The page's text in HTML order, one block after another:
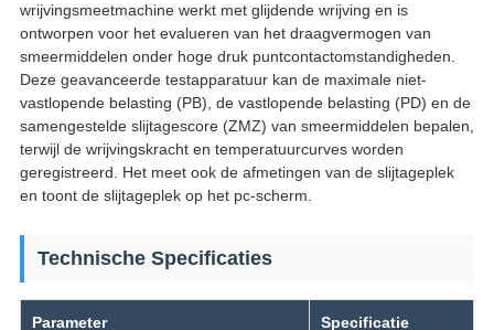
wrijvingsmeetmachine werkt met glijdende wrijving en is
ontworpen voor het evalueren van het draagvermogen van
smeermiddelen onder hoge druk puntcontactomstandigheden.
Deze geavanceerde testapparatuur kan de maximale niet-
vastlopende belasting (PB), de vastlopende belasting (PD) en de
samengestelde slijtagescore (ZMZ) van smeermiddelen bepalen,
terwijl de wrijvingskracht en temperatuurcurves worden
geregistreerd. Het meet ook de afmetingen van de slijtageplek
en toont de slijtageplek op het pc-scherm.
Technische Specificaties
Parameter Specificatie